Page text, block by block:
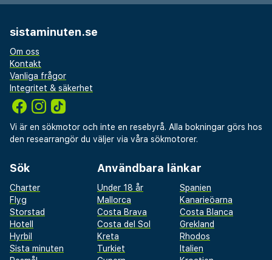
sistaminuten.se
Om oss
Kontakt
Vanliga frågor
Integritet & säkerhet
Vi är en sökmotor och inte en resebyrå. Alla bokningar görs hos
den researrangör du väljer via våra sökmotorer.
Sök
Charter
Flyg
Storstad
Hotell
Hyrbil
Sista minuten
Användbara länkar
Under 18 år
Spanien
Mallorca
Kanarieöarna
Costa Brava
Costa Blanca
Costa del Sol
Grekland
Kreta
Rhodos
Turkiet
Italien